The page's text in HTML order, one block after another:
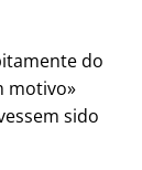
do
motivo
sido